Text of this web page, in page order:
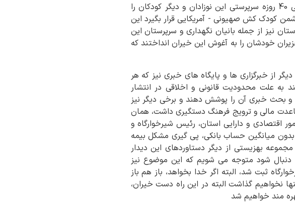
مدیرکل بهزیستی و رئیس شیرخوارگاه هم می گفت که در دوره جنگ تحمیلی 40 روزه سرپرستی این نوزادان و دیگر کودکان را
کودک کش صهیونی - آمریکایی قرار بگیرد این
نیز از جمله بانیان نگهداری و سرپرستان این
خودشان را به آغوش این خیران انداختند که
دیگر از خبرگزاری ها و پایگاه های خبری نیز که هر
علت محدودیت قانونی و اخلاقی در انتشار
و بحث خبری آن را پوشش دهند و برخی دیگر نیز
مالی و ترویج فرهنگ دستگیری داشت، همان
اقتصادی و دارایی استان، رئیس شیرخوارگاه و
بدون میانگین حساب بانکی، پی گیری مشکل بیمه
بهزیستی از دیگر دستاوردهای این دیدار
دنبال شود متوجه می شویم که این موضوع نیز
ثبت شد، البته اگر خدا بخواهد، باز هم باز
نخواهیم گذاشت البته در این راه دست خیران،
مند خواهیم شد